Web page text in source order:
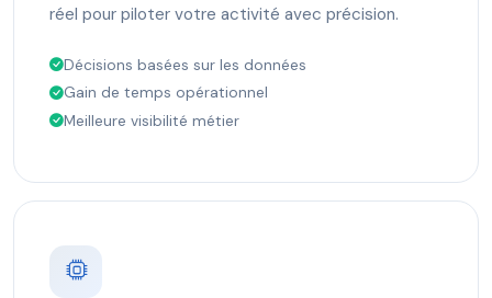
réel pour piloter votre activité avec précision.
Décisions basées sur les données
Gain de temps opérationnel
Meilleure visibilité métier